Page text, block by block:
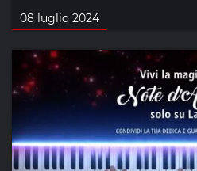
08 luglio 2024